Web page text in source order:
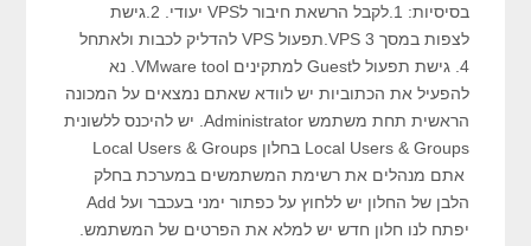
בסיסיות: 1.לקבל הרשאת חיבור לVPS יעודי. 2.גישת
לצפות במסך VPS 3.תפעול VPS להדליק לכבות ולאתחל
4. גישת תפעול לGuest למתקינים VMware tool. נא
להפעיל את הכתוביות יש לוודא שאתם נמצאים על המכונה
הראשית תחת משתמש Administrator. יש להיכנס ללשונית
Local Users & Groups בחלון Local Users & Groups
אתם מנהלים את רשימת המשתמשים במערכת בחלק
הלבן של החלון יש ללחוץ על כפתור ימני בעכבר ועל Add
יפתח לנו חלון חדש יש למלא את הפרטים של המשתמש.